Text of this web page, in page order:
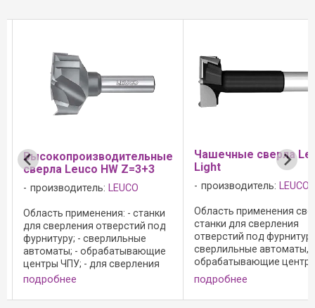
Высокопроизводительные
сверла Leuco HW Z=3+3
производитель: LEUCO
Область применения: - станки
для сверления отверстий под
фурнитуру; - сверлильные
автоматы; - обрабатывающие
центры ЧПУ; - для сверления
без сколов в массивной
древесине и древесно-
стружечных материалах;
подробнее
Чашечные сверла
Light
производитель: LEUCO
Область применения
станки для сверления
отверстий под
сверлильные автоматы,
обрабатывающие
для сверления без
отверстий для
массивной древесине и
подробнее